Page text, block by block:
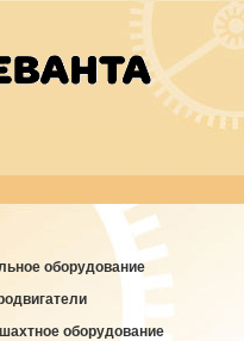
оборудование
оборудование